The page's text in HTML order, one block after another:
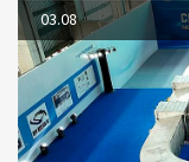
03.08